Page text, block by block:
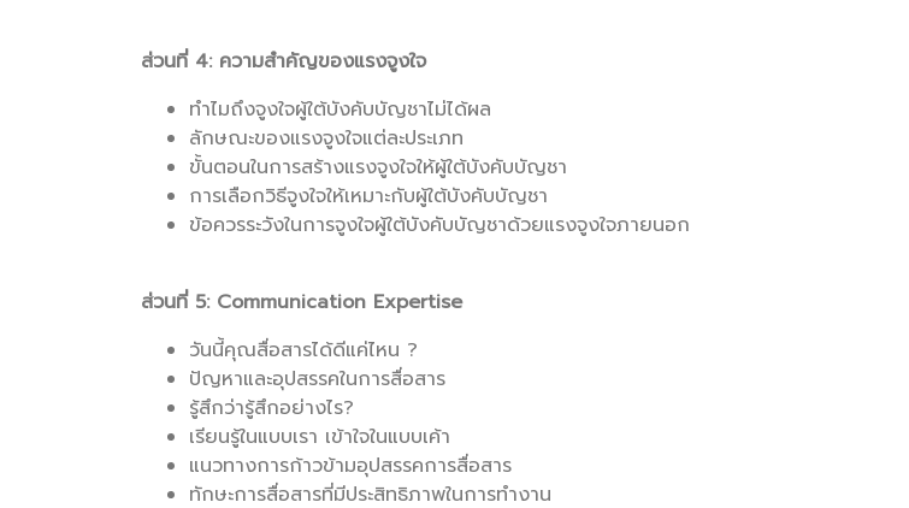
ส่วนที่ 4: ความสำคัญของแรงจูงใจ
ทำไมถึงจูงใจผู้ใต้บังคับบัญชาไม่ได้ผล
ลักษณะของแรงจูงใจแต่ละประเภท
ขั้นตอนในการสร้างแรงจูงใจให้ผู้ใต้บังคับบัญชา
การเลือกวิธีจูงใจให้เหมาะกับผู้ใต้บังคับบัญชา
ข้อควรระวังในการจูงใจผู้ใต้บังคับบัญชาด้วยแรงจูงใจภายนอก
ส่วนที่ 5: Communication Expertise
วันนี้คุณสื่อสารได้ดีแค่ไหน ?
ปัญหาและอุปสรรคในการสื่อสาร
รู้สึกว่ารู้สึกอย่างไร?
เรียนรู้ในแบบเรา เข้าใจในแบบเค้า
แนวทางการก้าวข้ามอุปสรรคการสื่อสาร
ทักษะการสื่อสารที่มีประสิทธิภาพในการทำงาน